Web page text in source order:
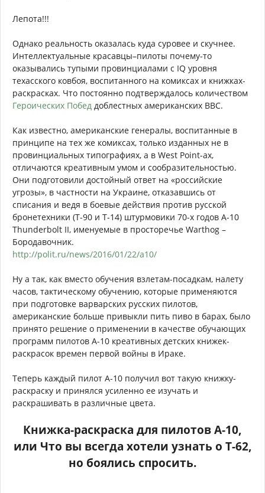
Лепота!!!
Однако реальность оказалась куда суровее и скучнее.
Интеллектуальные красавцы–пилоты почему-то
оказывались тупыми провинциалами с IQ уровня
техасского ковбоя, воспитанного на комиксах и книжках-
раскрасках. Что постоянно подтверждалось количеством
Героических Побед доблестных американских ВВС.
Как известно, американские генералы, воспитанные в
принципе на тех же комиксах, только изданных не в
провинциальных типографиях, а в West Point-ах,
отличаются креативным умом и сообразительностью.
Они подготовили достойный ответ на «российские
угрозы», в частности на Украине, отказавшись от
списания и ведя в боевые действия против русской
бронетехники (Т-90 и Т-14) штурмовики 70-х годов A-10
Thunderbolt II, именуемые в просторечье Warthog –
Бородавочник.
http://polit.ru/news/2016/01/22/a10/
Ну а так, как вместо обучения взлетам-посадкам, налету
часов, тактическому обучению, которые применяются
при подготовке варварских русских пилотов,
американские больше привыкли пить пиво в барах, было
принято решение о применении в качестве обучающих
программ пилотов А-10 креативных детских книжек-
раскрасок времен первой войны в Ираке.
Теперь каждый пилот А-10 получил вот такую книжку-
раскраску и принялся усиленно ее изучать и
раскрашивать в различные цвета.
Книжка-раскраска для пилотов А-10,
или Что вы всегда хотели узнать о Т-62,
но боялись спросить.